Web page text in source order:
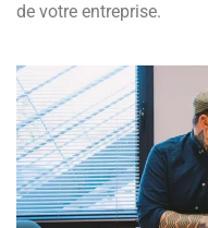
de votre entreprise.